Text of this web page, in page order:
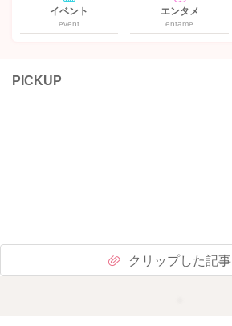
イベント
event
エンタメ
entame
PICKUP
クリップした記事